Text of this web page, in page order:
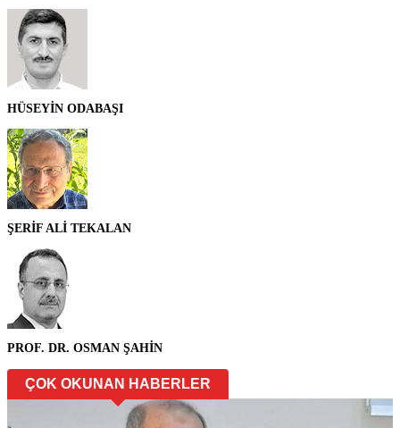
HÜSEYİN ODABAŞI
ŞERİF ALİ TEKALAN
PROF. DR. OSMAN ŞAHİN
ÇOK OKUNAN HABERLER